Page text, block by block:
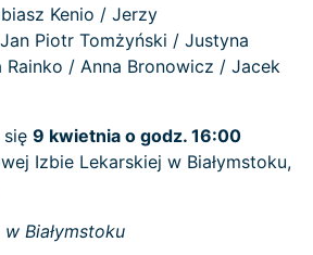
Kenio / Jerzy
Piotr Tomżyński / Justyna
Rainko / Anna Bronowicz / Jacek
9 kwietnia o godz. 16:00
Izbie Lekarskiej w Białymstoku,
Białymstoku